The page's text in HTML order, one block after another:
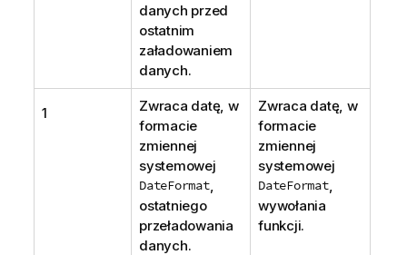
danych przed
ostatnim
załadowaniem
danych.
1
Zwraca datę, w
formacie
zmiennej
systemowej
DateFormat,
ostatniego
przeładowania
danych.
Zwraca datę, w
formacie
zmiennej
systemowej
DateFormat,
wywołania
funkcji.